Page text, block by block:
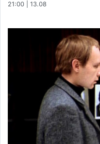
21:00 | 13.08